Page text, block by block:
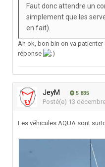
Faut donc attendre un
simplement que les
en fait).
Ah ok, bon bin on va
réponse
JeyM 5 835
Posté(e) 13
Les véhicules AQUA sont